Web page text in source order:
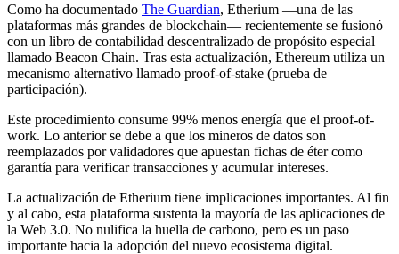
Como ha documentado The Guardian, Etherium —una de las
plataformas más grandes de blockchain— recientemente se fusionó
con un libro de contabilidad descentralizado de propósito especial
llamado Beacon Chain. Tras esta actualización, Ethereum utiliza un
mecanismo alternativo llamado proof-of-stake (prueba de
participación).
Este procedimiento consume 99% menos energía que el proof-of-
work. Lo anterior se debe a que los mineros de datos son
reemplazados por validadores que apuestan fichas de éter como
garantía para verificar transacciones y acumular intereses.
La actualización de Etherium tiene implicaciones importantes. Al fin
y al cabo, esta plataforma sustenta la mayoría de las aplicaciones de
la Web 3.0. No nulifica la huella de carbono, pero es un paso
importante hacia la adopción del nuevo ecosistema digital.